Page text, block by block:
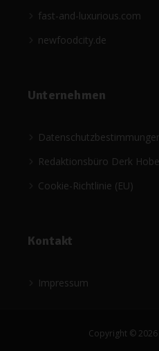
fast-and-luxurious.com
newfoodcity.de
Unternehmen
Redaktionsbüro Derk
Cookie-Richtlinie (EU)
Kontakt
Impressum
Copyright ©